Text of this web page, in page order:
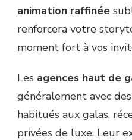
animation raffinée
renforcera votre
moment fort à vos
Les agences haut de
généralement avec
habitués aux galas,
privées de luxe. Leur